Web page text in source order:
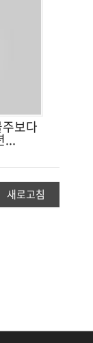
보다
...
새로고침